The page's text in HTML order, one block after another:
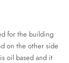
for the building
on the other side
oil based and it